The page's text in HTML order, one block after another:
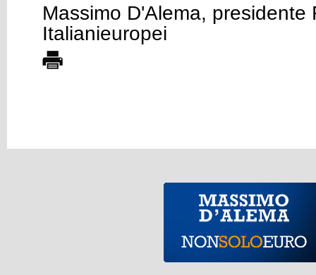
Massimo D'Alema, presidente
Italianieuropei